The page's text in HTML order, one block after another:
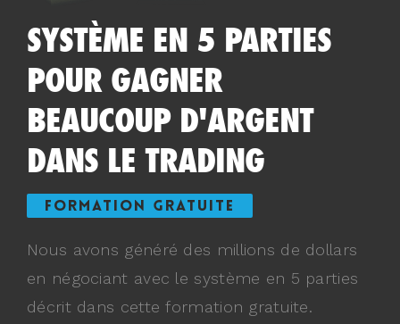
SYSTÈME EN 5 PARTIES
POUR GAGNER
BEAUCOUP D'ARGENT
DANS LE TRADING
FORMATION GRATUITE
Nous avons généré des millions de dollars
en négociant avec le système en 5 parties
décrit dans cette formation gratuite.